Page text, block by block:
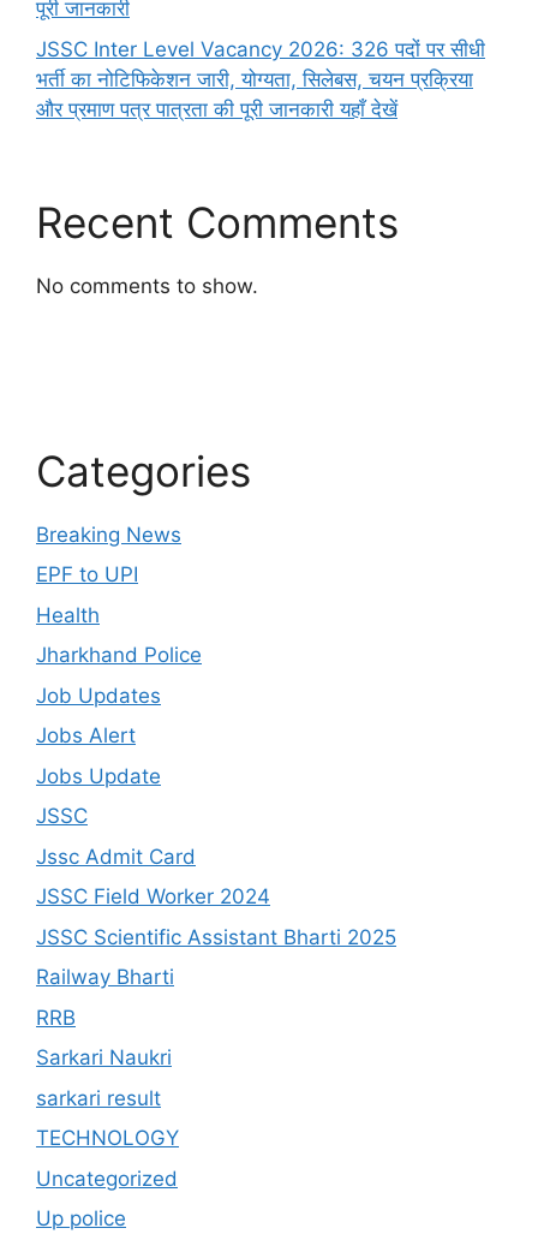
पूरी जानकारी
JSSC Inter Level Vacancy 2026: 326 पदों पर सीधी
भर्ती का नोटिफिकेशन जारी, योग्यता, सिलेबस, चयन प्रक्रिया
और प्रमाण पत्र पात्रता की पूरी जानकारी यहाँ देखें
Recent Comments
No comments to show.
Categories
Breaking News
EPF to UPI
Health
Jharkhand Police
Job Updates
Jobs Alert
Jobs Update
JSSC
Jssc Admit Card
JSSC Field Worker 2024
JSSC Scientific Assistant Bharti 2025
Railway Bharti
RRB
Sarkari Naukri
sarkari result
TECHNOLOGY
Uncategorized
Up police